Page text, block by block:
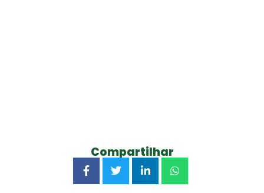
Compartilhar